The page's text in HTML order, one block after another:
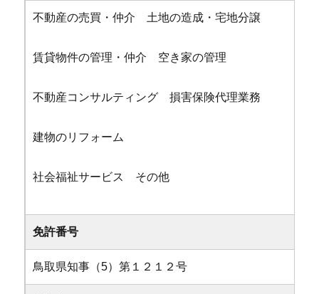
不動産の売買・仲介 土地の造成・宅地分譲
賃貸物件の管理・仲介 空き家の管理
不動産コンサルティング 損害保険代理業務
建物のリフォーム
社会福祉サービス その他
免許番号
鳥取県知事（5）第１２１２号